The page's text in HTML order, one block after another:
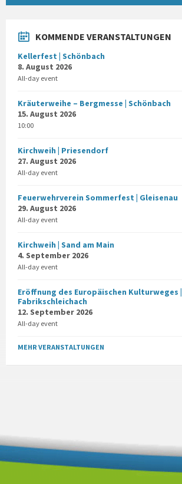
KOMMENDE VERANSTALTUNGEN
Kellerfest | Schönbach
8. August 2026
All-day event
Kräuterweihe – Bergmesse | Schönbach
15. August 2026
10:00
Kirchweih | Priesendorf
27. August 2026
All-day event
Feuerwehrverein Sommerfest | Gleisenau
29. August 2026
All-day event
Kirchweih | Sand am Main
4. September 2026
All-day event
Eröffnung des Europäischen Kulturweges |
Fabrikschleichach
12. September 2026
All-day event
MEHR VERANSTALTUNGEN